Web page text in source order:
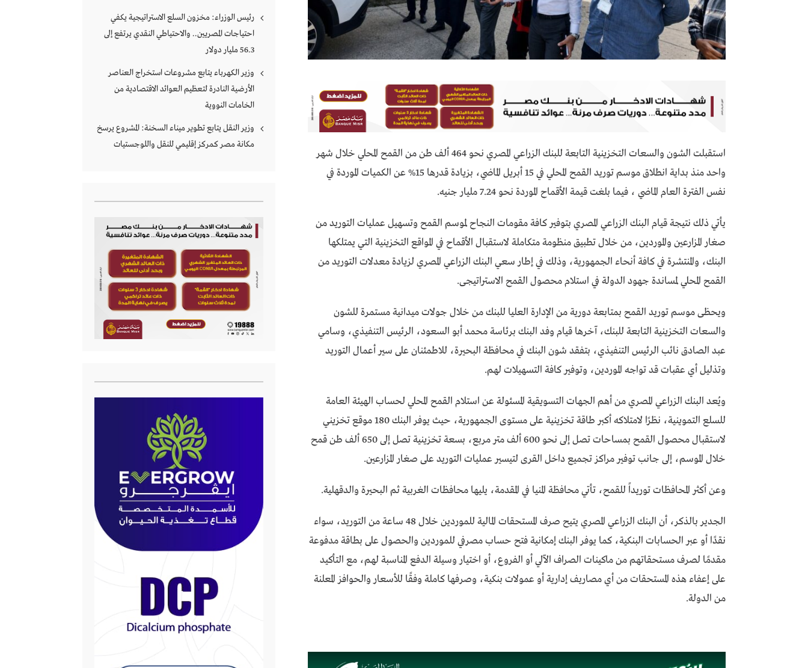
استقبلت الشون والسعات التخزينية التابعة للبنك الزراعي المصري نحو 464 ألف طن من القمح المحلي خلال شهر
واحد منذ بداية انطلاق موسم توريد القمح المحلي في 15 أبريل الماضي، بزيادة قدرها 15% عن الكميات الموردة في
نفس الفترة العام الماضي ، فيما بلغت قيمة الأقماح الموردة نحو 7.24 مليار جنيه.
يأتي ذلك نتيجة قيام البنك الزراعي المصري بتوفير كافة مقومات النجاح لموسم القمح وتسهيل عمليات التوريد من
صغار المزارعين والموردين، من خلال تطبيق منظومة متكاملة لاستقبال الأقماح في المواقع التخزينية التي يمتلكها
البنك، والمنتشرة في كافة أنحاء الجمهورية، وذلك في إطار سعي البنك الزراعي المصري لزيادة معدلات التوريد من
القمح المحلي لمساندة جهود الدولة في استلام محصول القمح الاستراتيجى.
ويحظى موسم توريد القمح بمتابعة دورية من الإدارة العليا للبنك من خلال جولات ميدانية مستمرة للشون
والسعات التخزينية التابعة للبنك، آخرها قيام وفد البنك برئاسة محمد أبو السعود، الرئيس التنفيذي، وسامي
عبد الصادق نائب الرئيس التنفيذي، بتفقد شون البنك في محافظة البحيرة، للاطمئنان على سير أعمال التوريد
وتذليل أي عقبات قد تواجه الموردين، وتوفير كافة التسهيلات لهم.
ويُعد البنك الزراعي المصري من أهم الجهات التسويقية المسئولة عن استلام القمح المحلي لحساب الهيئة العامة
للسلع التموينية، نظرًا لامتلاكه أكبر طاقة تخزينية على مستوى الجمهورية، حيث يوفر البنك 180 موقع تخزيني
لاستقبال محصول القمح بمساحات تصل إلى نحو 600 ألف متر مربع، بسعة تخزينية تصل إلى 650 ألف طن قمح
خلال الموسم، إلى جانب توفير مراكز تجميع داخل القرى لتيسير عمليات التوريد على صغار المزارعين.
وعن أكثر المحافظات توريداً للقمح، تأتي محافظة المنيا في المقدمة، يليها محافظات الغربية ثم البحيرة والدقهلية.
الجدير بالذكر، أن البنك الزراعي المصري يتيح صرف المستحقات المالية للموردين خلال 48 ساعة من التوريد، سواء
نقدًا أو عبر الحسابات البنكية، كما يوفر البنك إمكانية فتح حساب مصرفي للموردين والحصول على بطاقة مدفوعة
مقدمًا لصرف مستحقاتهم من ماكينات الصراف الآلي أو الفروع، أو اختيار وسيلة الدفع المناسبة لهم، مع التأكيد
على إعفاء هذه المستحقات من أي مصاريف إدارية أو عمولات بنكية، وصرفها كاملة وفقًا للأسعار والحوافز المعلنة
من الدولة.
رئيس الوزراء: مخزون السلع الاستراتيجية يكفي
احتياجات المصريين.. والاحتياطي النقدي يرتفع إلى
56.3 مليار دولار
وزير الكهرباء يتابع مشروعات استخراج العناصر
الأرضية النادرة لتعظيم العوائد الاقتصادية من
الخامات النووية
وزير النقل يتابع تطوير ميناء السخنة: المشروع يرسخ
مكانة مصر كمركز إقليمي للنقل واللوجستيات